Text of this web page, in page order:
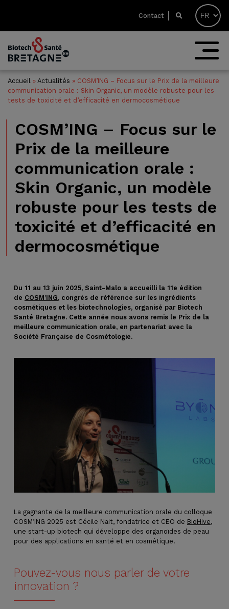
Contact
Accueil » Actualités » COSM’ING – Focus sur le Prix de la meilleure
communication orale : Skin Organic, un modèle robuste pour les
tests de toxicité et d’efficacité en dermocosmétique
COSM’ING – Focus sur le
Prix de la meilleure
communication orale :
Skin Organic, un modèle
robuste pour les tests de
toxicité et d’efficacité en
dermocosmétique
Du 11 au 13 juin 2025, Saint-Malo a accueilli la 11e édition
de COSM’ING, congrès de référence sur les ingrédients
cosmétiques et les biotechnologies, organisé par Biotech
Santé Bretagne. Cette année nous avons remis le Prix de la
meilleure communication orale, en partenariat avec la
Société Française de Cosmétologie.
La gagnante de la meilleure communication orale du colloque
COSM’ING 2025 est Cécile Nait, fondatrice et CEO de BioHive,
une start-up biotech qui développe des organoïdes de peau
pour des applications en santé et en cosmétique.
Pouvez-vous nous parler de votre
innovation ?